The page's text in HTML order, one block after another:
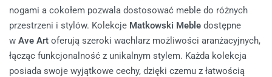
nogami a cokołem pozwala dostosować meble do różnych
przestrzeni i stylów. Kolekcje Matkowski Meble dostępne
w Ave Art oferują szeroki wachlarz możliwości aranżacyjnych,
łącząc funkcjonalność z unikalnym stylem. Każda kolekcja
posiada swoje wyjątkowe cechy, dzięki czemu z łatwością